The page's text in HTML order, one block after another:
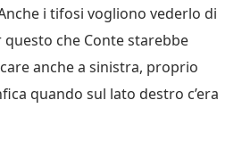
i tifosi vogliono vederlo di
che Conte starebbe
anche a sinistra, proprio
quando sul lato destro c’era